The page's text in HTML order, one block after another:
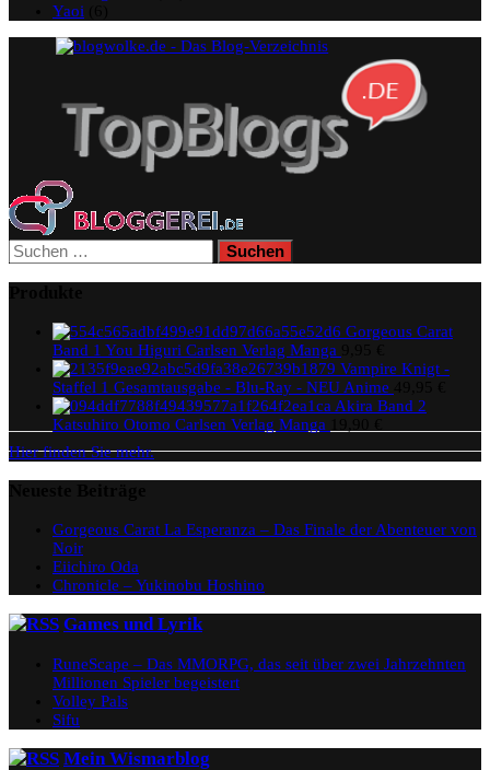
Yaoi
Suchen
nach:
Gorgeous Carat
Band 1 You Higuri Carlsen Verlag Manga
Vampire Knigt -
Staffel 1 Gesamtausgabe - Blu-Ray - NEU Anime
Akira Band 2
Katsuhiro Otomo Carlsen Verlag Manga
Hier finden Sie mehr.
Gorgeous Carat La Esperanza – Das Finale der Abenteuer von
Noir
Eiichiro Oda
Chronicle – Yukinobu Hoshino
Games und Lyrik
RuneScape – Das MMORPG, das seit über zwei Jahrzehnten
Millionen Spieler begeistert
Volley Pals
Sifu
Mein Wismarblog